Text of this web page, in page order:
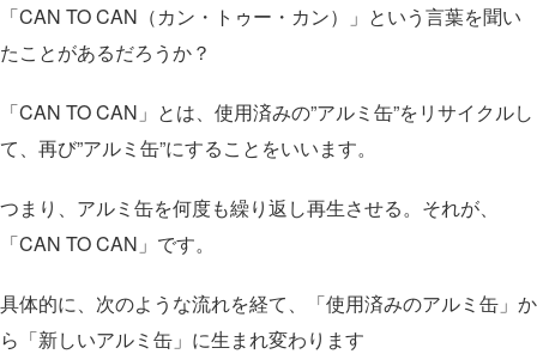
「CAN TO CAN（カン・トゥー・カン）」という言葉を聞い
たことがあるだろうか？
「CAN TO CAN」とは、使用済みの”アルミ缶”をリサイクルし
て、再び”アルミ缶”にすることをいいます。
つまり、アルミ缶を何度も繰り返し再生させる。それが、
「CAN TO CAN」です。
具体的に、次のような流れを経て、「使用済みのアルミ缶」か
ら「新しいアルミ缶」に生まれ変わります